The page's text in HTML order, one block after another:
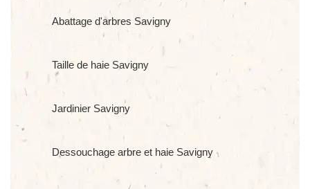
Abattage d'arbres Savigny
Taille de haie Savigny
Jardinier Savigny
Dessouchage arbre et haie Savigny